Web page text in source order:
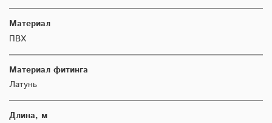
Материал
ПВХ
Материал фитинга
Латунь
Длина, м